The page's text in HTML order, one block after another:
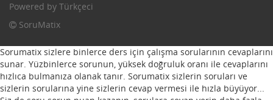
Powered by Türkçeci
SoruMatix
Sorumatix sizlere binlerce ders için çalışma sorularının cevaplarını
sunar. Yüzbinlerce sorunun, yüksek doğruluk oranı ile cevaplarını
hızlıca bulmanıza olanak tanır. Sorumatix sizlerin soruları ve
sizlerin sorularına yine sizlerin cevap vermesi ile hızla büyüyor...